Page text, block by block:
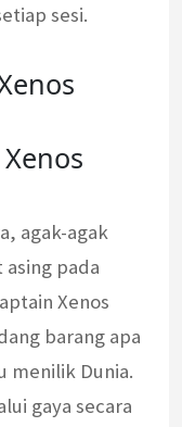
sesi.
agak-agak
pada
Xenos
barang apa
menilik Dunia.
gaya secara